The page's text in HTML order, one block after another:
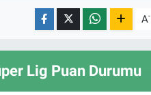
A-
Lig Puan Durumu